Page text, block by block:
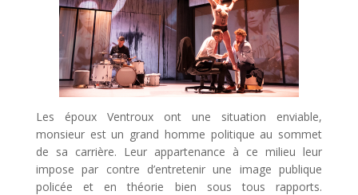
Les époux Ventroux ont une situation enviable,
monsieur est un grand homme politique au sommet
de sa carrière. Leur appartenance à ce milieu leur
impose par contre d’entretenir une image publique
policée et en théorie bien sous tous rapports.